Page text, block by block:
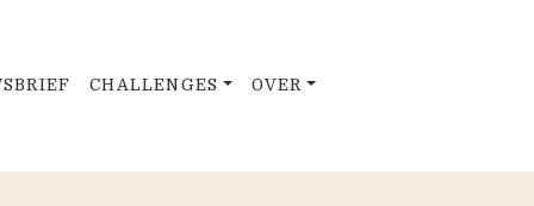
CHALLENGES OVER